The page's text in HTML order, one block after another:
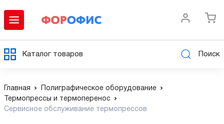
Каталог товаров Поиск
Главная
Полиграфическое оборудование
Термопрессы и термоперенос
Сервисное обслуживание термопрессов